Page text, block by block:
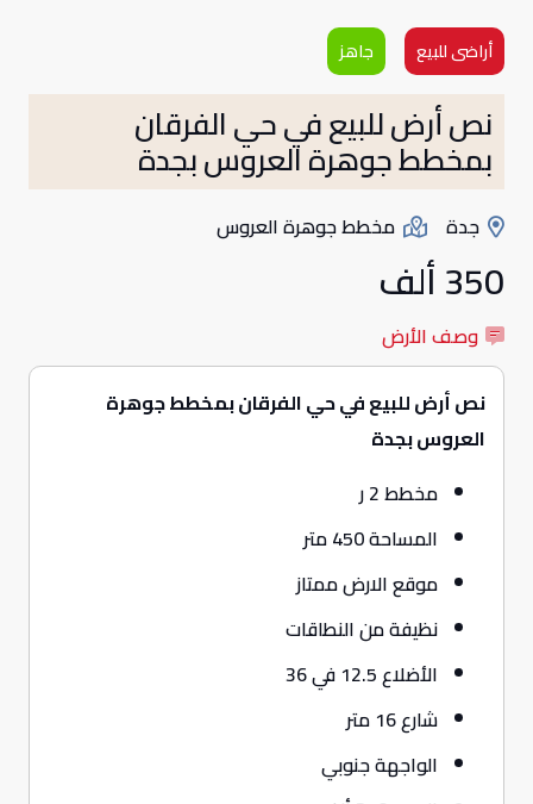
أراضى للبيع جاهز
نص أرض للبيع في حي الفرقان
بمخطط جوهرة العروس بجدة
جدة مخطط جوهرة العروس
350 ألف
وصف الأرض
نص أرض للبيع في حي الفرقان بمخطط جوهرة
العروس بجدة
مخطط 2 ر
المساحة 450 متر
موقع الارض ممتاز
نظيفة من النطاقات
الأضلاع 12.5 في 36
شارع 16 متر
الواجهة جنوبي